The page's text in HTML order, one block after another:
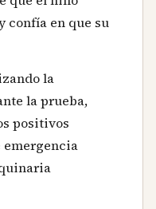
confía en que su
la
la prueba,
positivos
emergencia